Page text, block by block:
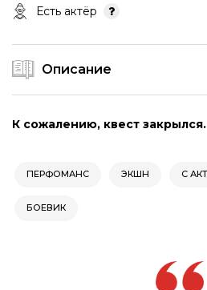
Есть актёр
Описание
К сожалению, квест закрылся.
ПЕРФОМАНС ЭКШН С
БОЕВИК